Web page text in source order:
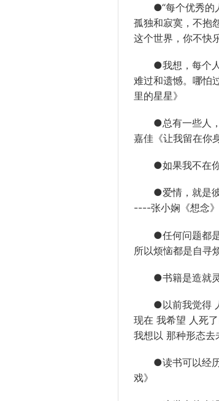
●“每个优秀的人
孤独和寂寞，不抱
这个世界，你不快
●我想，每个人
难过和遗憾。哪怕
里的星星》
●总有一些人，
嘉佳 《让我留在你
●如果我不在你
●爱情，就是彼
----张小娴《想念》
●任何问题都是
所以烦恼都是自寻
●书籍是造就灵
●以前我觉得 人
现在 我希望 人死
我想以 那种形态去
●读书可以经历
戏》